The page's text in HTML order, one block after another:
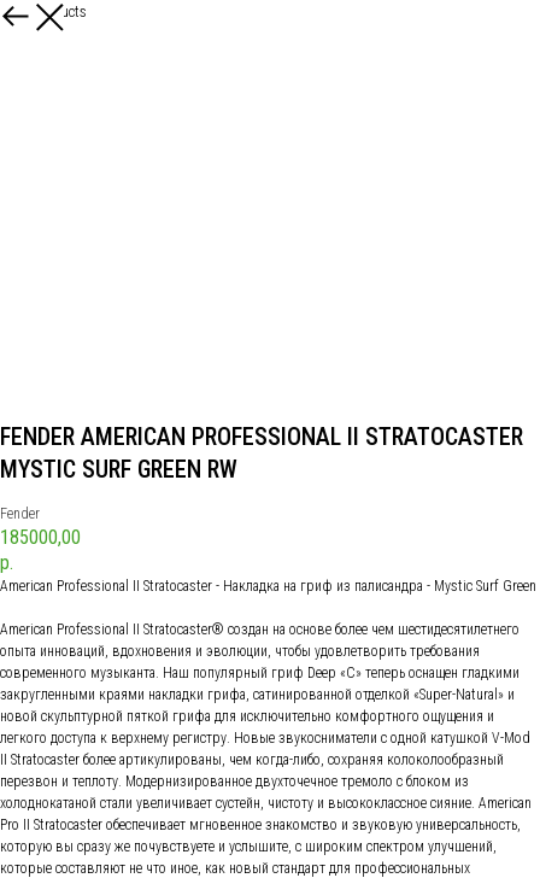
More products
FENDER AMERICAN PROFESSIONAL II STRATOCASTER
MYSTIC SURF GREEN RW
Fender
185000,00
р.
American Professional II Stratocaster - Накладка на гриф из палисандра - Mystic Surf Green
American Professional II Stratocaster® создан на основе более чем шестидесятилетнего
опыта инноваций, вдохновения и эволюции, чтобы удовлетворить требования
современного музыканта. Наш популярный гриф Deep «C» теперь оснащен гладкими
закругленными краями накладки грифа, сатинированной отделкой «Super-Natural» и
новой скульптурной пяткой грифа для исключительно комфортного ощущения и
легкого доступа к верхнему регистру. Новые звукосниматели с одной катушкой V-Mod
II Stratocaster более артикулированы, чем когда-либо, сохраняя колоколообразный
перезвон и теплоту. Модернизированное двухточечное тремоло с блоком из
холоднокатаной стали увеличивает сустейн, чистоту и высококлассное сияние. American
Pro II Stratocaster обеспечивает мгновенное знакомство и звуковую универсальность,
которую вы сразу же почувствуете и услышите, с широким спектром улучшений,
которые составляют не что иное, как новый стандарт для профессиональных